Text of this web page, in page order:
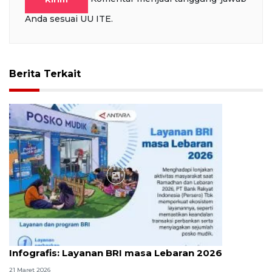
Anda sesuai UU ITE.
Berita Terkait
Infografik
Infografis: Layanan BRI masa Lebaran 2026
21 Maret 2026